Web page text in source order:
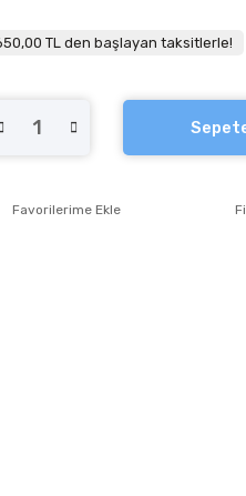
TL den başlayan taksitlerle!